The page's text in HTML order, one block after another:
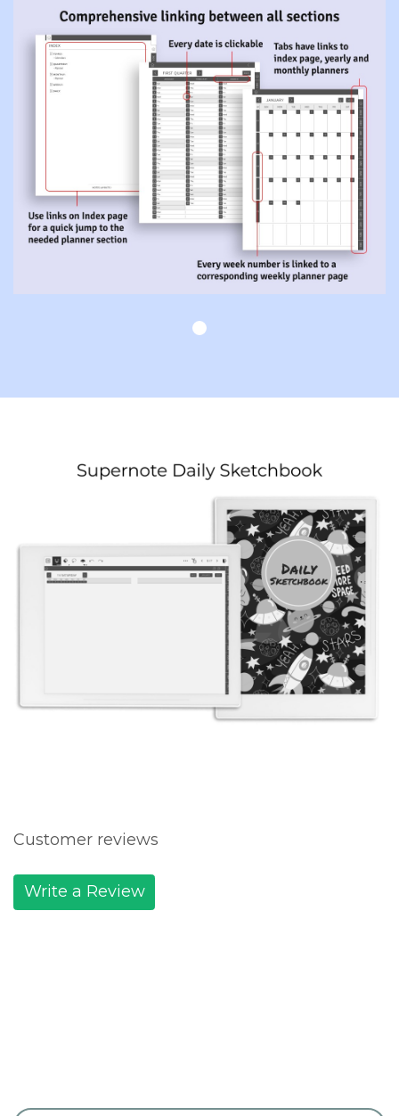
Customer reviews
Write a Review